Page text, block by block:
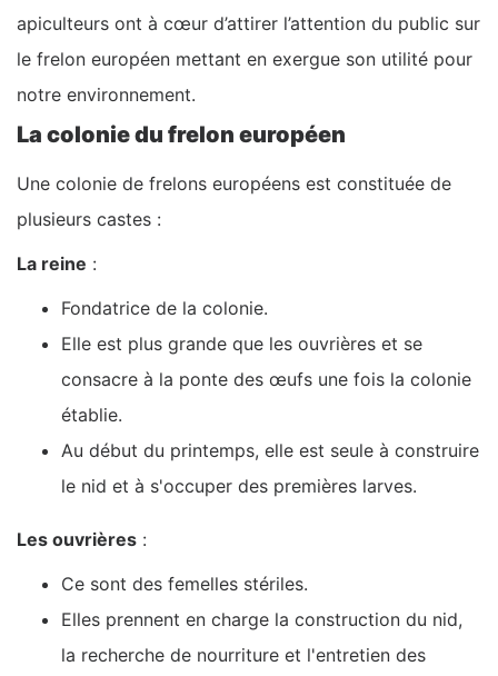
apiculteurs ont à cœur d’attirer l’attention du public sur
le frelon européen mettant en exergue son utilité pour
notre environnement.
La colonie du frelon européen
Une colonie de frelons européens est constituée de
plusieurs castes :
La reine :
Fondatrice de la colonie.
Elle est plus grande que les ouvrières et se
consacre à la ponte des œufs une fois la colonie
établie.
Au début du printemps, elle est seule à construire
le nid et à s'occuper des premières larves.
Les ouvrières :
Ce sont des femelles stériles.
Elles prennent en charge la construction du nid,
la recherche de nourriture et l'entretien des